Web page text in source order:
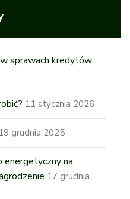
sprawach kredytów
11 stycznia 2026
19 grudnia 2025
energetyczny na
17 grudnia